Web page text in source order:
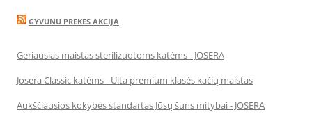
GYVUNU PREKES AKCIJA
Geriausias maistas sterilizuotoms katėms - JOSERA
Josera Classic katėms - Ulta premium klasės kačių maistas
Aukščiausios kokybės standartas Jūsų šuns mitybai - JOSERA